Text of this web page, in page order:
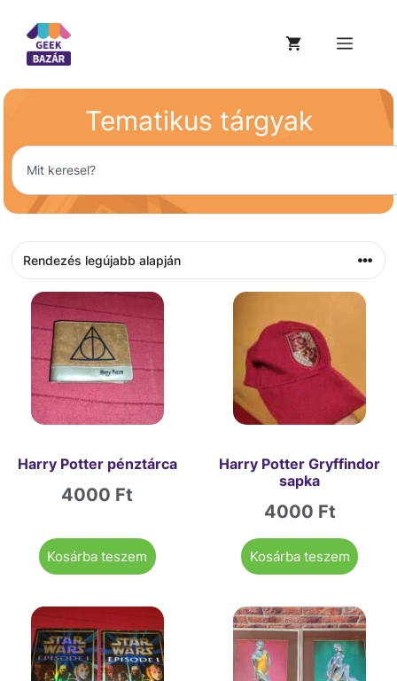
Tematikus tárgyak
Harry Potter pénztárca
4000 Ft
Kosárba teszem
Harry Potter Gryffindor
sapka
4000 Ft
Kosárba teszem